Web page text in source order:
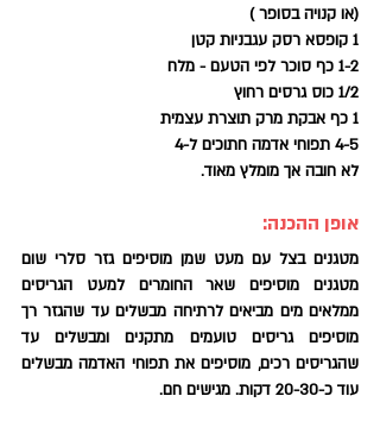
(או קנויה בסופר )
1 קופסא רסק עגבניות קטן
1-2 כף סוכר לפי הטעם - מלח
1/2 כוס גרסים רחוץ
1 כף אבקת מרק תוצרת עצמית
4-5 תפוחי אדמה חתוכים ל-4
לא חובה אך מומלץ מאוד.
אופן ההכנה:
עוד כ-20-30 דקות. מגישים חם.